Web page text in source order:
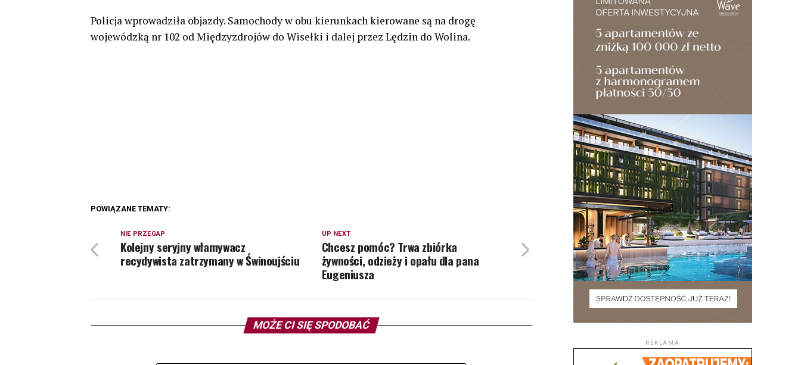
Policja wprowadziła objazdy. Samochody w obu kierunkach kierowane są na drogę
wojewódzką nr 102 od Międzyzdrojów do Wisełki i dalej przez Lędzin do Wolina.
POWIĄZANE TEMATY:
UP NEXT
Chcesz pomóc? Trwa zbiórka
żywności, odzieży i opału dla pana
Eugeniusza
NIE PRZEGAP
Kolejny seryjny włamywacz
recydywista zatrzymany w Świnoujściu
MOŻE CI SIĘ SPODOBAĆ
REKLAMA